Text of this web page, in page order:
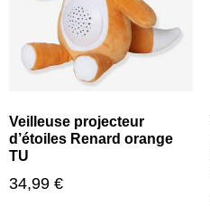
Veilleuse projecteur
d’étoiles Renard orange
TU
34,99 €